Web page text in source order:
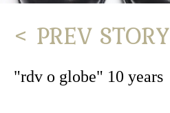
< PREV STORY
"rdv o globe" 10 years